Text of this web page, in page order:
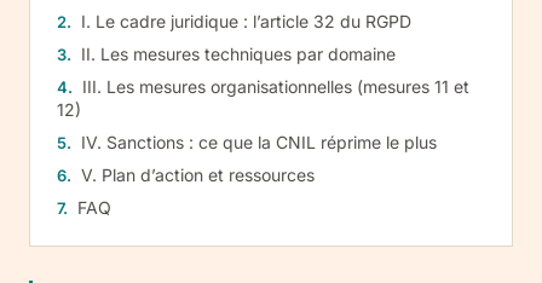
I. Le cadre juridique : l’article 32 du RGPD
II. Les mesures techniques par domaine
III. Les mesures organisationnelles (mesures 11 et
12)
IV. Sanctions : ce que la CNIL réprime le plus
V. Plan d’action et ressources
FAQ